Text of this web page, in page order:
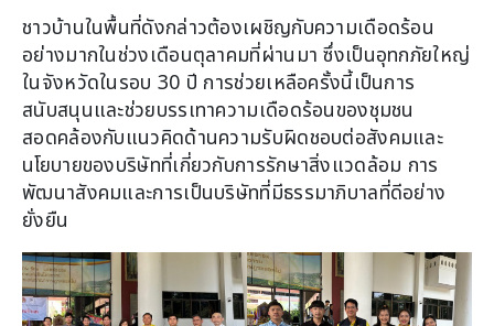
ชาวบ้านในพื้นที่ดังกล่าวต้องเผชิญกับความเดือดร้อน
อย่างมากในช่วงเดือนตุลาคมที่ผ่านมา ซึ่งเป็นอุทกภัยใหญ่
ในจังหวัดในรอบ 30 ปี การช่วยเหลือครั้งนี้เป็นการ
สนับสนุนและช่วยบรรเทาความเดือดร้อนของชุมชน
สอดคล้องกับแนวคิดด้านความรับผิดชอบต่อสังคมและ
นโยบายของบริษัทที่เกี่ยวกับการรักษาสิ่งแวดล้อม การ
พัฒนาสังคมและการเป็นบริษัทที่มีธรรมาภิบาลที่ดีอย่าง
ยั่งยืน